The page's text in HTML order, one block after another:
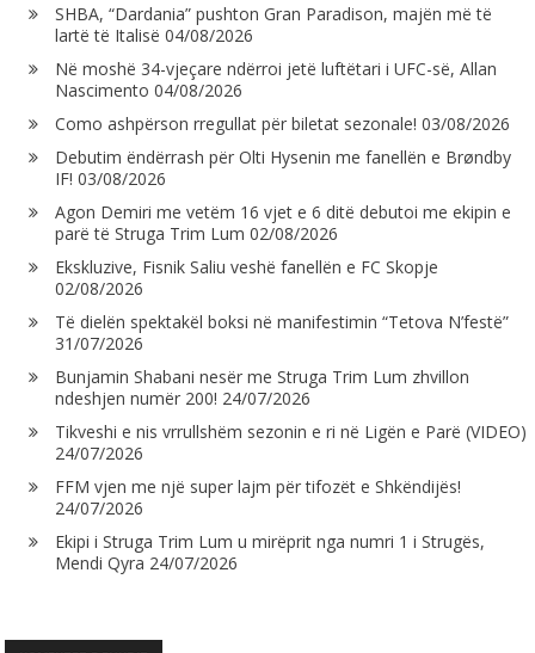
SHBA, “Dardania” pushton Gran Paradison, majën më të
lartë të Italisë 04/08/2026
Në moshë 34-vjeçare ndërroi jetë luftëtari i UFC-së, Allan
Nascimento 04/08/2026
Como ashpërson rregullat për biletat sezonale! 03/08/2026
Debutim ëndërrash për Olti Hysenin me fanellën e Brøndby
IF! 03/08/2026
Agon Demiri me vetëm 16 vjet e 6 ditë debutoi me ekipin e
parë të Struga Trim Lum 02/08/2026
Ekskluzive, Fisnik Saliu veshë fanellën e FC Skopje
02/08/2026
Të dielën spektakël boksi në manifestimin “Tetova N’festë”
31/07/2026
Bunjamin Shabani nesër me Struga Trim Lum zhvillon
ndeshjen numër 200! 24/07/2026
Tikveshi e nis vrrullshëm sezonin e ri në Ligën e Parë (VIDEO)
24/07/2026
FFM vjen me një super lajm për tifozët e Shkëndijës!
24/07/2026
Ekipi i Struga Trim Lum u mirëprit nga numri 1 i Strugës,
Mendi Qyra 24/07/2026